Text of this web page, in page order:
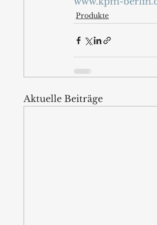
Produkte
Aktuelle Beiträge